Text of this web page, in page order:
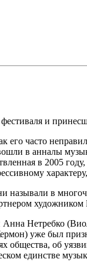
и
его часто
в анналы
в 2005
называли в
Нетребко
уже был
об
единстве